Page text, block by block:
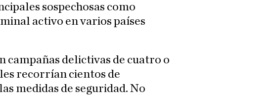
sospechosas como
activo en varios países
campañas delictivas de cuatro o
recorrían cientos de
medidas de seguridad. No